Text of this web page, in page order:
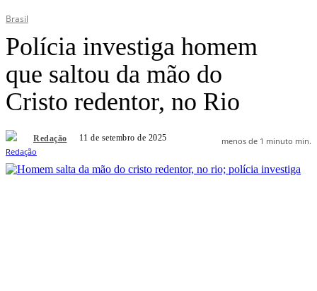
Brasil
Polícia investiga homem
que saltou da mão do
Cristo redentor, no Rio
Redação 11 de setembro de 2025 menos de 1 minuto min.